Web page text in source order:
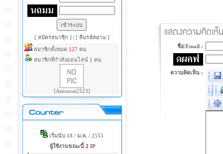
[ สมัครสมาชิก ] | [ ลืมรหัสผ่าน ]
สมาชิกทั้งหมด 127 คน
สมาชิกที่กำลังออนไลน์ 1 คน
[Amonrat2523]
เริ่มนับ 18 / ม.ค. / 2555
ผู้ใช้งานขณะนี้ 2 IP
ชื่อ/Email :
ความคิดเห็น :